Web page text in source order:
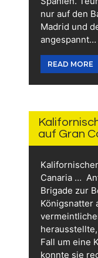
nur auf den
Madrid und
angespannt…
READ MORE
2026
auf Gran
Canaria …
Brigade zur
Königsnatter
Fall um eine
konnte sie